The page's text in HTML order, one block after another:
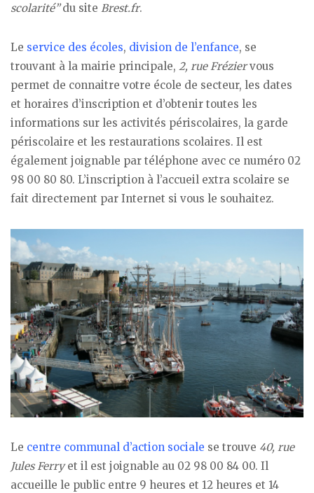
scolarité”du site Brest.fr.
Le service des écoles, division de l’enfance, se
trouvant à la mairie principale, 2, rue Fréziervous
permet de connaitre votre école de secteur, les dates
et horaires d’inscription et d’obtenir toutes les
informations sur les activités périscolaires, la garde
périscolaire et les restaurations scolaires. Il est
également joignable par téléphone avec ce numéro 02
98 00 80 80. L’inscription à l’accueil extra scolaire se
fait directement par Internet si vous le souhaitez.
Le centre communal d’action sociale se trouve 40, rue
Jules Ferryet il est joignable au 02 98 00 84 00. Il
accueille le public entre 9 heures et 12 heures et 14